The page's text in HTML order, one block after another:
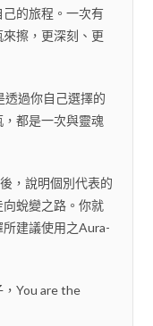
的旅程。一次有
擦，更深刻、更
透過你自己選擇的
都是一次與靈魂
，說明個別代表的
蛻變之路。你就
建議使用之Aura-
You are the